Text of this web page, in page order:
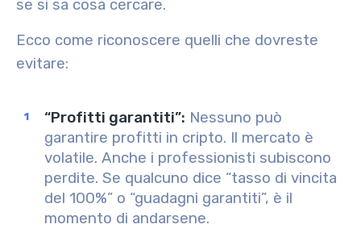
se si sa cosa cercare.
Ecco come riconoscere quelli che dovreste
evitare:
“Profitti garantiti”: Nessuno può
garantire profitti in cripto. Il mercato è
volatile. Anche i professionisti subiscono
perdite. Se qualcuno dice “tasso di vincita
del 100%” o “guadagni garantiti”, è il
momento di andarsene.